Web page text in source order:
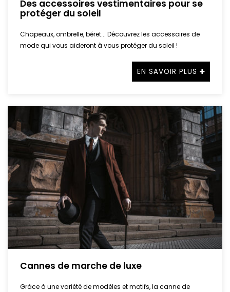
Des accessoires vestimentaires pour se
protéger du soleil
Chapeaux, ombrelle, béret... Découvrez les accessoires de
mode qui vous aideront à vous protéger du soleil !
EN SAVOIR PLUS
Cannes de marche de luxe
Grâce à une variété de modèles et motifs, la canne de